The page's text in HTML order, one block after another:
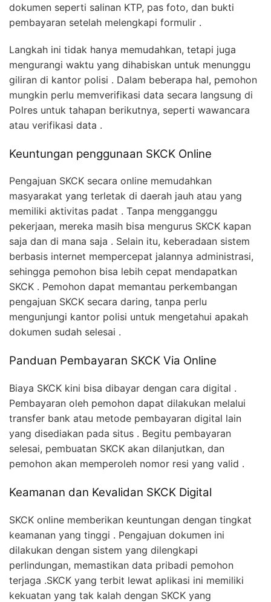
dokumen seperti salinan KTP, pas foto, dan bukti
pembayaran setelah melengkapi formulir .
Langkah ini tidak hanya memudahkan, tetapi juga
mengurangi waktu yang dihabiskan untuk menunggu
giliran di kantor polisi . Dalam beberapa hal, pemohon
mungkin perlu memverifikasi data secara langsung di
Polres untuk tahapan berikutnya, seperti wawancara
atau verifikasi data .
Keuntungan penggunaan SKCK Online
Pengajuan SKCK secara online memudahkan
masyarakat yang terletak di daerah jauh atau yang
memiliki aktivitas padat . Tanpa mengganggu
pekerjaan, mereka masih bisa mengurus SKCK kapan
saja dan di mana saja . Selain itu, keberadaan sistem
berbasis internet mempercepat jalannya administrasi,
sehingga pemohon bisa lebih cepat mendapatkan
SKCK . Pemohon dapat memantau perkembangan
pengajuan SKCK secara daring, tanpa perlu
mengunjungi kantor polisi untuk mengetahui apakah
dokumen sudah selesai .
Panduan Pembayaran SKCK Via Online
Biaya SKCK kini bisa dibayar dengan cara digital .
Pembayaran oleh pemohon dapat dilakukan melalui
transfer bank atau metode pembayaran digital lain
yang disediakan pada situs . Begitu pembayaran
selesai, pembuatan SKCK akan dilanjutkan, dan
pemohon akan memperoleh nomor resi yang valid .
Keamanan dan Kevalidan SKCK Digital
SKCK online memberikan keuntungan dengan tingkat
keamanan yang tinggi . Pengajuan dokumen ini
dilakukan dengan sistem yang dilengkapi
perlindungan, memastikan data pribadi pemohon
terjaga .SKCK yang terbit lewat aplikasi ini memiliki
kekuatan yang tak kalah dengan SKCK yang